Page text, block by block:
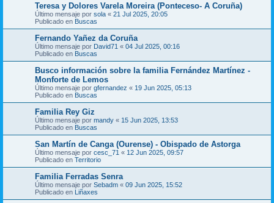
Teresa y Dolores Varela Moreira (Ponteceso- A Coruña)
Último mensaje por sola « 21 Jul 2025, 20:05
Publicado en Buscas
Fernando Yañez da Coruña
Último mensaje por David71 « 04 Jul 2025, 00:16
Publicado en Buscas
Busco información sobre la familia Fernández Martínez -
Monforte de Lemos
Último mensaje por gfernandez « 19 Jun 2025, 05:13
Publicado en Buscas
Familia Rey Giz
Último mensaje por mandy « 15 Jun 2025, 13:53
Publicado en Buscas
San Martín de Canga (Ourense) - Obispado de Astorga
Último mensaje por cesc_71 « 12 Jun 2025, 09:57
Publicado en Territorio
Familia Ferradas Senra
Último mensaje por Sebadm « 09 Jun 2025, 15:52
Publicado en Liñaxes